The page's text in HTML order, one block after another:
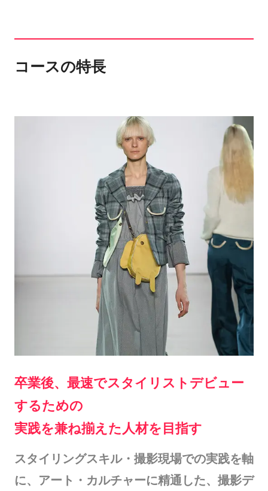
コースの特長
卒業後、最速でスタイリストデビュー
するための
実践を兼ね揃えた人材を目指す
スタイリングスキル・撮影現場での実践を軸
に、アート・カルチャーに精通した、撮影デ